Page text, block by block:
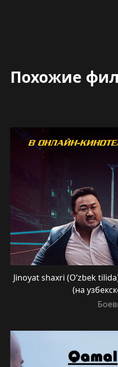
Похожие
Jinoyat shaxri (O’zbek
(на